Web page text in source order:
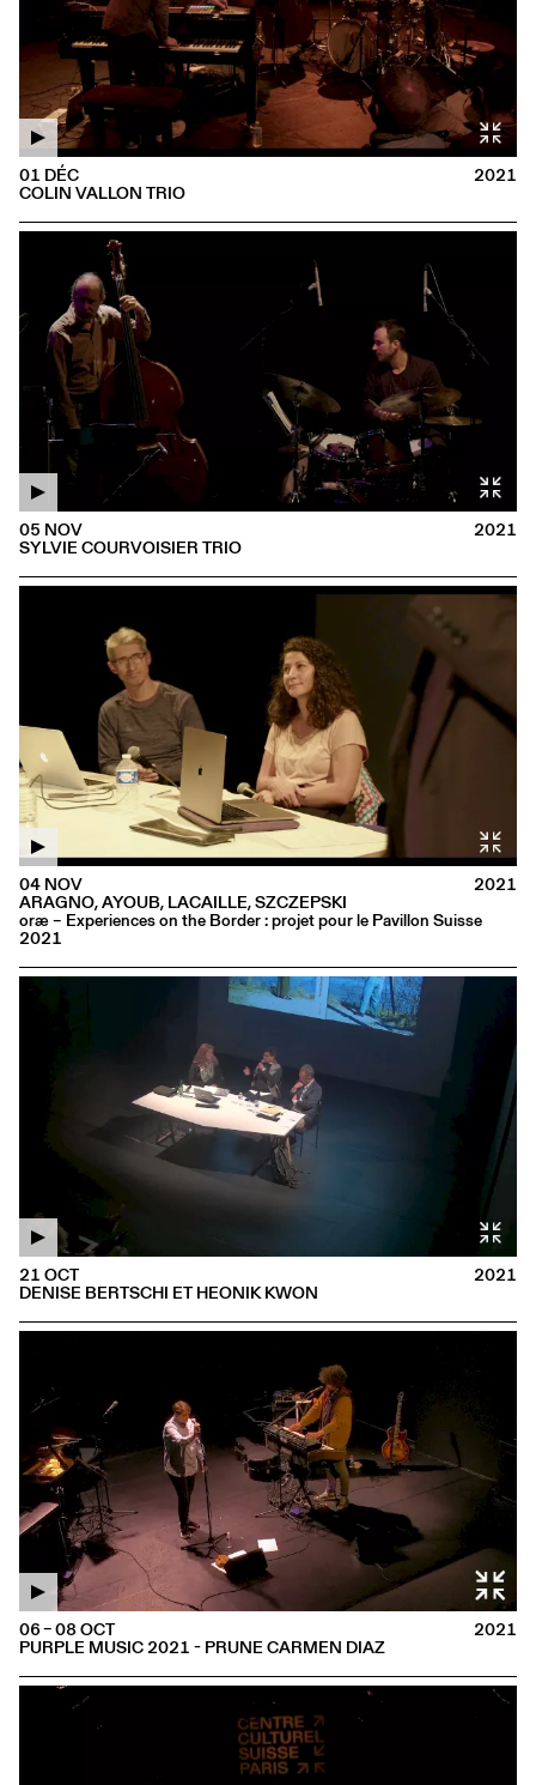
COLIN VALLON TRIO
01 DÉC 2021
SYLVIE COURVOISIER TRIO
05 NOV 2021
ARAGNO, AYOUB, LACAILLE, SZCZEPSKI
oræ – Experiences on the Border : projet pour le Pavillon Suisse
2021
04 NOV 2021
DENISE BERTSCHI ET HEONIK KWON
21 OCT 2021
PURPLE MUSIC 2021 - PRUNE CARMEN DIAZ
06 – 08 OCT 2021